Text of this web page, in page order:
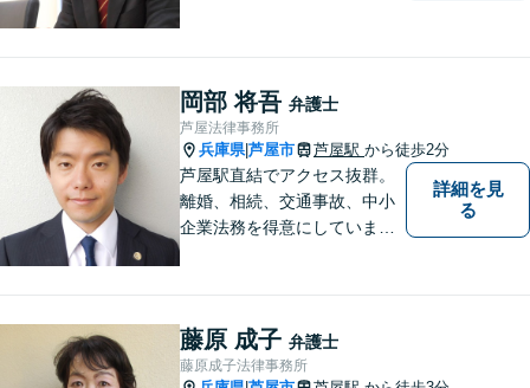
い、問題を解決します。まず
はお気軽にご相談ください。
岡部 将吾 弁護士
芦屋法律事務所
兵庫県|芦屋市 芦屋駅 から徒歩2分
芦屋駅直結でアクセス抜群。
離婚、相続、交通事故、中小
企業法務を得意にしていま
可♯中小企業診断士資格有り
詳細を見
る
藤原 成子 弁護士
藤原成子法律事務所